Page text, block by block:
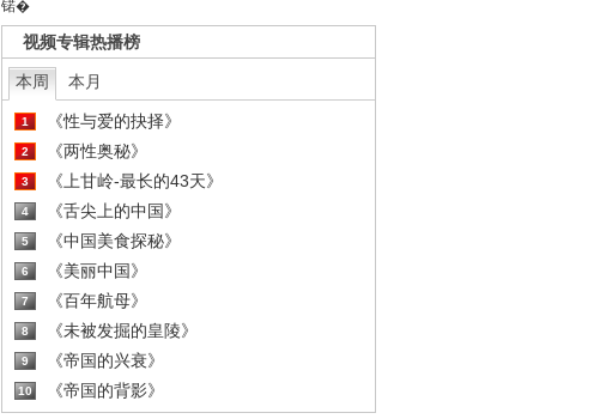
锘�
视频专辑热播榜
本周 本月
1 《性与爱的抉择》
2 《两性奥秘》
3 《上甘岭-最长的43天》
4 《舌尖上的中国》
5 《中国美食探秘》
6 《美丽中国》
7 《百年航母》
8 《未被发掘的皇陵》
9 《帝国的兴衰》
10 《帝国的背影》